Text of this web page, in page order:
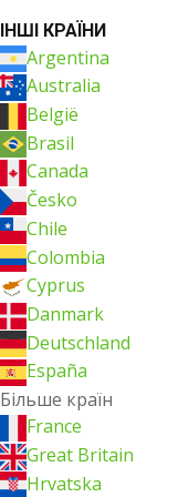
ІНШІ КРАЇНИ
Argentina
Australia
België
Brasil
Canada
Česko
Chile
Colombia
Cyprus
Danmark
Deutschland
España
Більше країн
France
Great Britain
Hrvatska